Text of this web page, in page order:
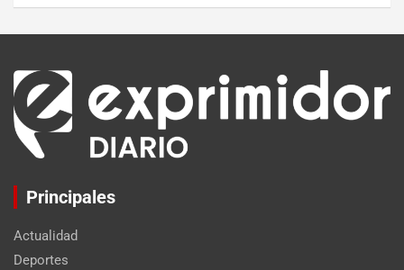
Principales
Actualidad
Deportes